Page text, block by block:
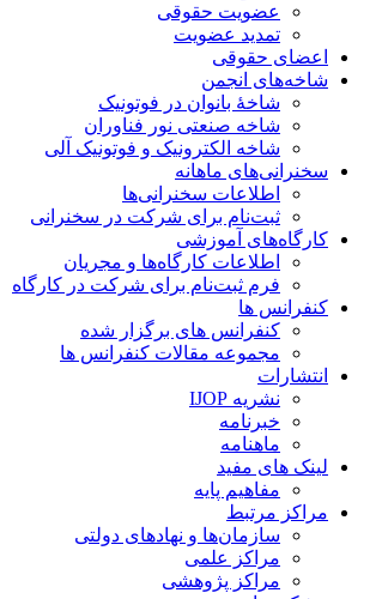
عضویت حقوقی
تمدید عضویت
اعضای حقوقی
شاخه‌های انجمن
شاخۀ بانوان در فوتونیک
شاخه صنعتی نور فناوران
شاخه‌ الکترونیک و فوتونیک آلی
سخنرانی‌های ماهانه
اطلاعات سخنرانی‌‌ها
ثبت‌نام برای شرکت در سخنرانی
کارگاه‌های آموزشی
اطلاعات کارگاه‌ها و مجریان
فرم ثبت‌نام برای شرکت در کارگاه
کنفرانس ها
کنفرانس های برگزار شده
مجموعه مقالات کنفرانس ها
انتشارات
نشریه IJOP
خبرنامه
ماهنامه
لینک های مفید
مفاهیم پایه
مراکز مرتبط
سازمان‌ها و نهادهای دولتی
مراکز علمی
مراکز پژوهشی